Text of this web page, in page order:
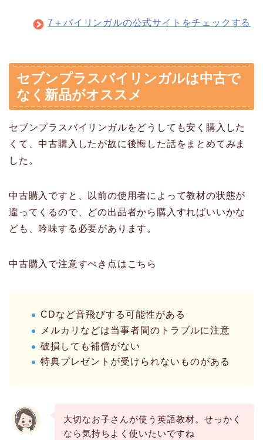
7＋バイリンガルの公式サイトをチェックする
セブンプラスバイリンガルは中古で
なく新品がオススメ
セブンプラスバイリンガルをどうしても安く購入した
くて、中古購入したが故に後悔した話をまとめてみま
した。
中古購入ですと、以前の使用者によって教材の状態が
違ってくるので、どの出品者から購入すればいいかな
ども、吟味する必要があります。
中古購入で注意すべき点はこちら
CDなど音飛びする可能性がある
メルカリなどは当事者間のトラブルに注意
破損しても補償がない
特典プレゼントが受けられないものがある
大切なお子さんが使う英語教材。せっかく
なら気持ちよく使いたいですね